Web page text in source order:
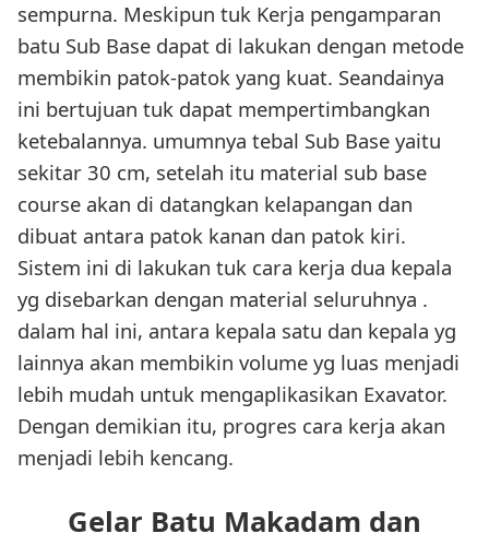
sempurna. Meskipun tuk Kerja pengamparan
batu Sub Base dapat di lakukan dengan metode
membikin patok-patok yang kuat. Seandainya
ini bertujuan tuk dapat mempertimbangkan
ketebalannya. umumnya tebal Sub Base yaitu
sekitar 30 cm, setelah itu material sub base
course akan di datangkan kelapangan dan
dibuat antara patok kanan dan patok kiri.
Sistem ini di lakukan tuk cara kerja dua kepala
yg disebarkan dengan material seluruhnya .
dalam hal ini, antara kepala satu dan kepala yg
lainnya akan membikin volume yg luas menjadi
lebih mudah untuk mengaplikasikan Exavator.
Dengan demikian itu, progres cara kerja akan
menjadi lebih kencang.
Gelar Batu Makadam dan